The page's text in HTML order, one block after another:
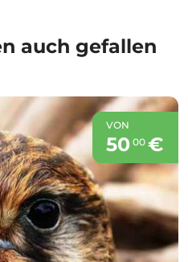
auch gefallen
VON
50 00€